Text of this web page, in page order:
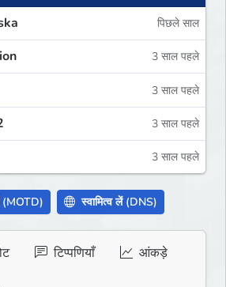
पिछले साल
3 साल पहले
3 साल पहले
3 साल पहले
3 साल पहले
(MOTD) स्वामित्व लें (DNS)
टिप्पणियाँ आंकड़े